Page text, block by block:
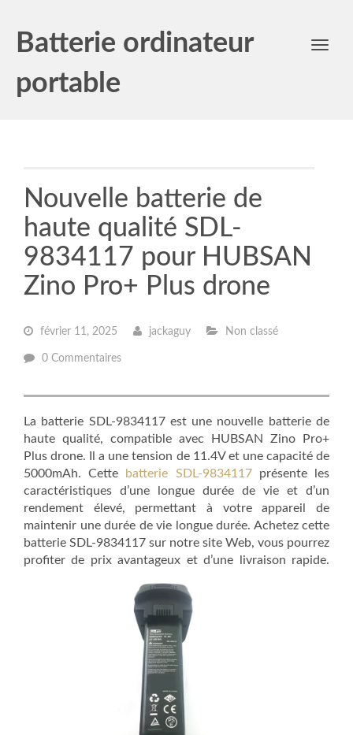
Batterie ordinateur
portable
Toggle
Nouvelle batterie de
haute qualité SDL-
9834117 pour HUBSAN
Zino Pro+ Plus drone
février 11, 2025 jackaguy Non classé
0 Commentaires
La batterie SDL-9834117 est une nouvelle batterie de
haute qualité, compatible avec HUBSAN Zino Pro+
Plus drone. Il a une tension de 11.4V et une capacité de
5000mAh. Cette batterie SDL-9834117présente les
caractéristiques d’une longue durée de vie et d’un
rendement élevé, permettant à votre appareil de
maintenir une durée de vie longue durée. Achetez cette
batterie SDL-9834117 sur notre site Web, vous pourrez
profiter de prix avantageux et d’une livraison rapide.